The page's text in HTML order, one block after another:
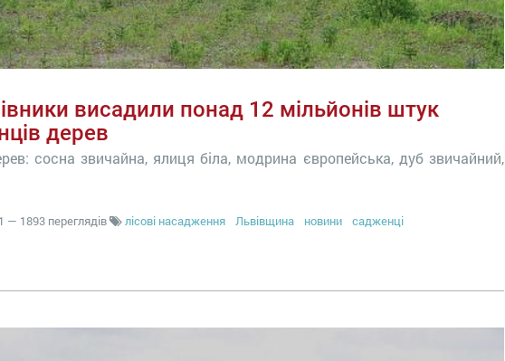
висадили понад 12 мільйонів штук
дерев
сосна звичайна, ялиця біла, модрина європейська, дуб звичайний,
— 1893 переглядів лісові насадження Львівщина новини садженці